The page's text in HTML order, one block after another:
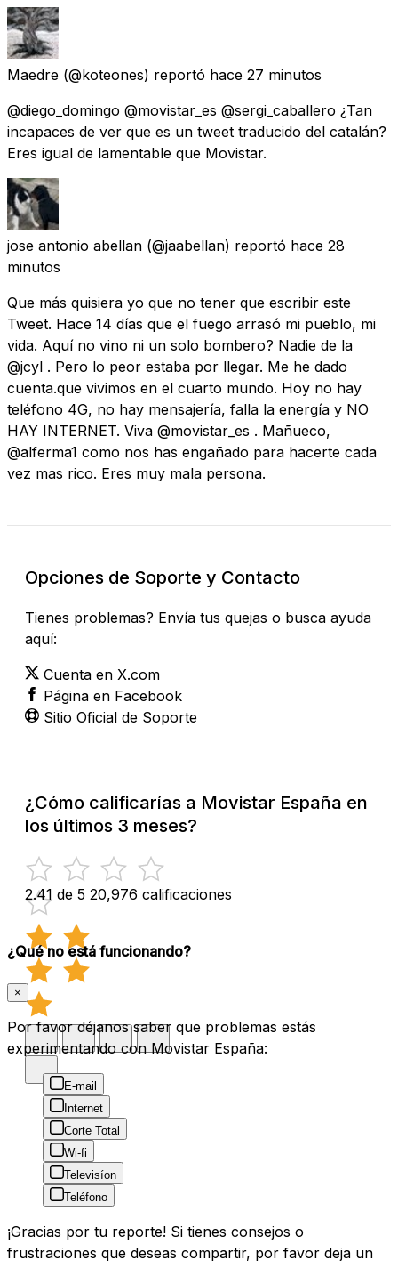
Maedre (@koteones) reportó hace 27 minutos
@diego_domingo @movistar_es @sergi_caballero ¿Tan
incapaces de ver que es un tweet traducido del catalán?
Eres igual de lamentable que Movistar.
jose antonio abellan (@jaabellan) reportó hace 28
minutos
Que más quisiera yo que no tener que escribir este
Tweet. Hace 14 días que el fuego arrasó mi pueblo, mi
vida. Aquí no vino ni un solo bombero? Nadie de la
@jcyl . Pero lo peor estaba por llegar. Me he dado
cuenta.que vivimos en el cuarto mundo. Hoy no hay
teléfono 4G, no hay mensajería, falla la energía y NO
HAY INTERNET. Viva @movistar_es . Mañueco,
@alferma1 como nos has engañado para hacerte cada
vez mas rico. Eres muy mala persona.
Opciones de Soporte y Contacto
Tienes problemas? Envía tus quejas o busca ayuda
aquí:
Cuenta en X.com
Página en Facebook
Sitio Oficial de Soporte
¿Cómo calificarías a Movistar España en
los últimos 3 meses?
2.41 de 5 20,976 calificaciones
¿Qué no está funcionando?
×
Por favor déjanos saber que problemas estás
experimentando con Movistar España:
E-mail
Internet
Corte Total
Wi-fi
Televisíon
Teléfono
¡Gracias por tu reporte! Si tienes consejos o
frustraciones que deseas compartir, por favor deja un